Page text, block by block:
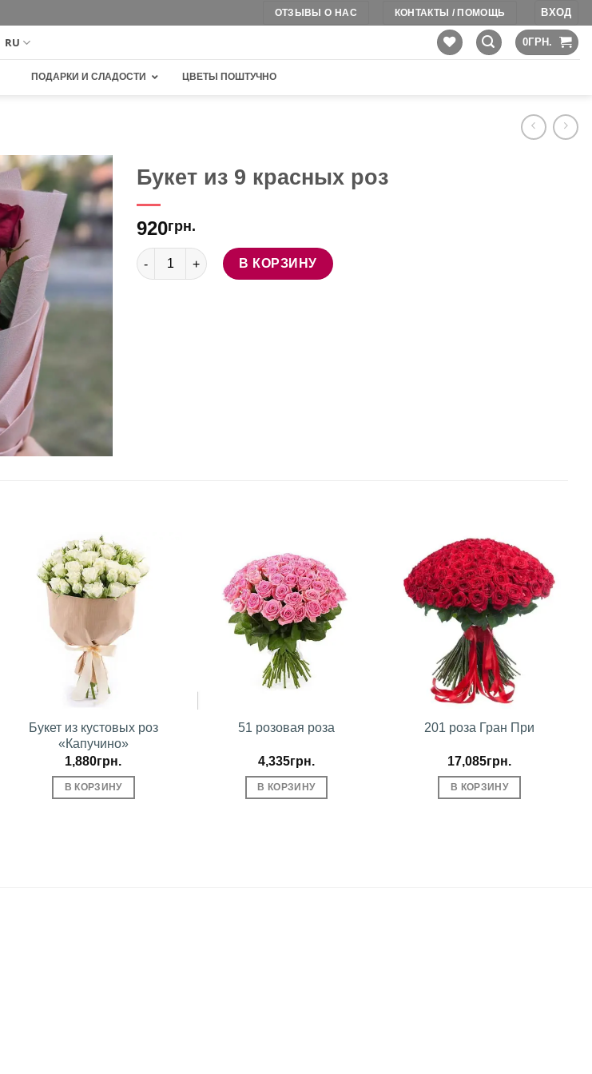
ОТЗЫВЫ О НАС КОНТАКТЫ / ПОМОЩЬ ВХОД
RU 0ГРН.
ПОДАРКИ И СЛАДОСТИ ЦВЕТЫ ПОШТУЧНО
избранное
Букет из 9 красных роз
920грн.
Количество товара Букет из 9 красных роз
В КОРЗИНУ
В
избранное
Букет из кустовых роз
«Капучино»
1,880грн.
В КОРЗИНУ
В
избранное
51 розовая роза
4,335грн.
В КОРЗИНУ
В
избранное
201 роза Гран При
17,085грн.
В КОРЗИНУ